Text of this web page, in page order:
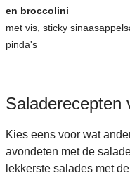
en broccolini
met vis, sticky
pinda's
Saladerecepten
Kies eens voor wat
avondeten met de
lekkerste salades met